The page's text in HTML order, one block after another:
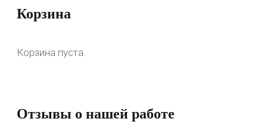
Корзина
Корзина пуста.
Отзывы о нашей работе